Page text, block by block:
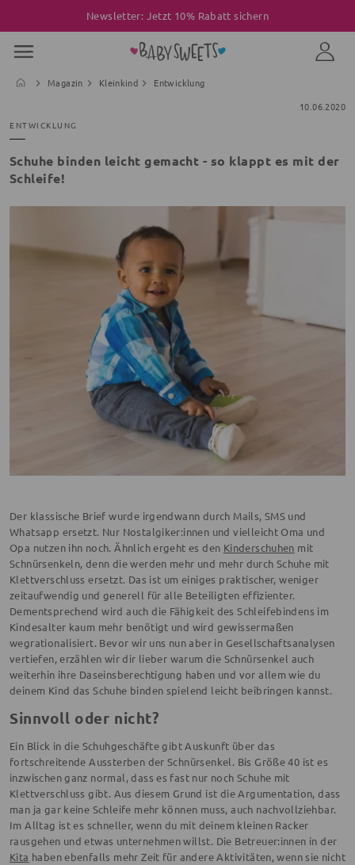
Newsletter: Jetzt 10% Rabatt sichern
Magazin Kleinkind
Entwicklung
10.06.2020
ENTWICKLUNG
Schuhe binden leicht gemacht - so klappt es mit der
Schleife!
Der klassische Brief wurde irgendwann durch Mails, SMS und
Whatsapp ersetzt. Nur Nostalgiker:innen und vielleicht Oma und
Opa nutzen ihn noch. Ähnlich ergeht es den Kinderschuhen mit
Schnürsenkeln, denn die werden mehr und mehr durch Schuhe mit
Klettverschluss ersetzt. Das ist um einiges praktischer, weniger
zeitaufwendig und generell für alle Beteiligten effizienter.
Dementsprechend wird auch die Fähigkeit des Schleifebindens im
Kindesalter kaum mehr benötigt und wird gewissermaßen
wegrationalisiert. Bevor wir uns nun aber in Gesellschaftsanalysen
vertiefen, erzählen wir dir lieber warum die Schnürsenkel auch
weiterhin ihre Daseinsberechtigung haben und vor allem wie du
deinem Kind das Schuhe binden spielend leicht beibringen kannst.
Sinnvoll oder nicht?
Ein Blick in die Schuhgeschäfte gibt Auskunft über das
fortschreitende Aussterben der Schnürsenkel. Bis Größe 40 ist es
inzwischen ganz normal, dass es fast nur noch Schuhe mit
Klettverschluss gibt. Aus diesem Grund ist die Argumentation, dass
man ja gar keine Schleife mehr können muss, auch nachvollziehbar.
Im Alltag ist es schneller, wenn du mit deinem kleinen Racker
rausgehen und etwas unternehmen willst. Die Betreuer:innen in der
Kita haben ebenfalls mehr Zeit für andere Aktivitäten, wenn sie nicht